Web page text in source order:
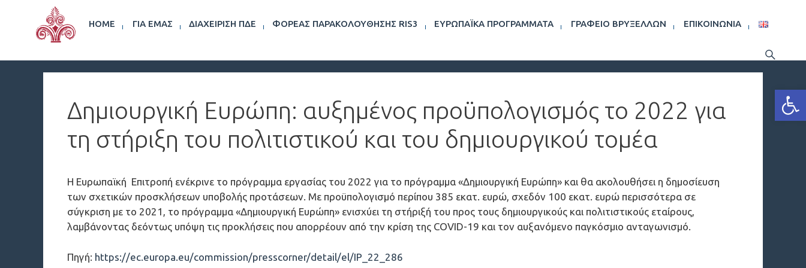
HOME ΓΙΑ ΕΜΆΣ ΔΙΑΧΕΊΡΙΣΗ ΠΔΕ ΦΟΡΈΑΣ ΠΑΡΑΚΟΛΟΎΘΗΣΗΣ RIS3 ΕΥΡΩΠΑΪΚΆ ΠΡΟΓΡΆΜΜΑΤΑ ΓΡΑΦΕΊΟ ΒΡΥΞΕΛΛΏΝ ΕΠΙΚΟΙΝΩΝΊΑ
Δημιουργική Ευρώπη: αυξημένος προϋπολογισμός το 2022 για
τη στήριξη του πολιτιστικού και του δημιουργικού τομέα
H Ευρωπαϊκή Επιτροπή ενέκρινε το πρόγραμμα εργασίας του 2022 για το πρόγραμμα «Δημιουργική Ευρώπη» και θα ακολουθήσει η δημοσίευση
των σχετικών προσκλήσεων υποβολής προτάσεων. Με προϋπολογισμό περίπου 385 εκατ. ευρώ, σχεδόν 100 εκατ. ευρώ περισσότερα σε
σύγκριση με το 2021, το πρόγραμμα «Δημιουργική Ευρώπη» ενισχύει τη στήριξή του προς τους δημιουργικούς και πολιτιστικούς εταίρους,
λαμβάνοντας δεόντως υπόψη τις προκλήσεις που απορρέουν από την κρίση της COVID-19 και τον αυξανόμενο παγκόσμιο ανταγωνισμό.
Πηγή: https://ec.europa.eu/commission/presscorner/detail/el/IP_22_286